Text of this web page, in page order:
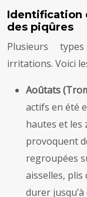
Identification
des piqûres
Plusieurs
irritations. Voici
Aoûtats
actifs en été
hautes et les
provoquent
regroupées
aisselles, plis
durer